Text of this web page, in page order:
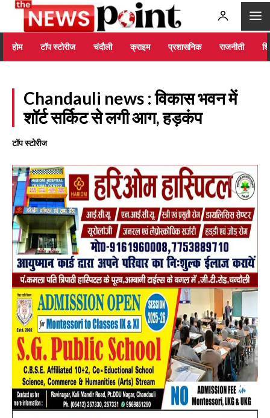
होम टॉप स्टोरीज चंदौली क्राइम प्रशासनिक राजनीती
Chandauli news : विकास भवन में
शॉर्ट सर्किट से लगी आग, हड़कंप
टॉप स्टोरीज